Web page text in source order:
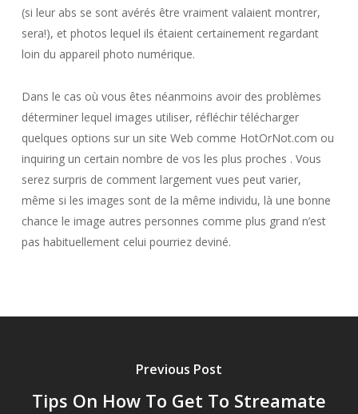
(si leur abs se sont avérés être vraiment valaient montrer,
sera!), et photos lequel ils étaient certainement regardant
loin du appareil photo numérique.
Dans le cas où vous êtes néanmoins avoir des problèmes
déterminer lequel images utiliser, réfléchir télécharger
quelques options sur un site Web comme HotOrNot.com ou
inquiring un certain nombre de vos les plus proches . Vous
serez surpris de comment largement vues peut varier,
même si les images sont de la même individu, là une bonne
chance le image autres personnes comme plus grand n’est
pas habituellement celui pourriez deviné.
Previous Post
Tips On How To Get To Streamate